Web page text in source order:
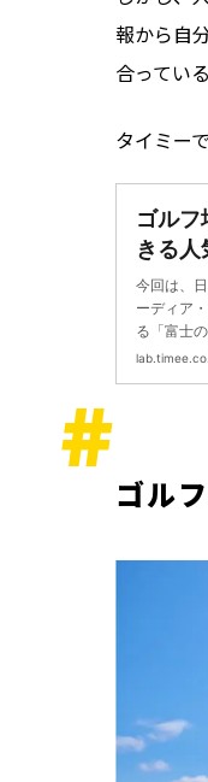
報から自
合ってい
タイミー
ゴル
きる人
で、実
イミー
る。
今回は、
ーディア
る「富士
験。あわ
ゴル